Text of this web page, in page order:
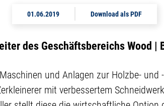
01.06.2019 Download als PDF
des Geschäftsbereichs Wood |
und Anlagen zur Holzbe-
mit verbessertem